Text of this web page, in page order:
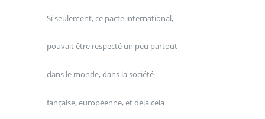
Si seulement, ce pacte international,
pouvait être respecté un peu partout
dans le monde, dans la société
fançaise, européenne, et déjà cela